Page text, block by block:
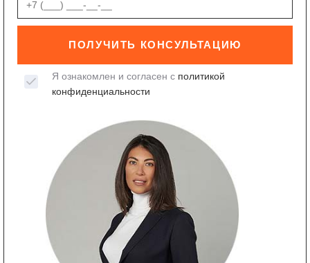
ПОЛУЧИТЬ КОНСУЛЬТАЦИЮ
Я ознакомлен и согласен с политикой
конфиденциальности